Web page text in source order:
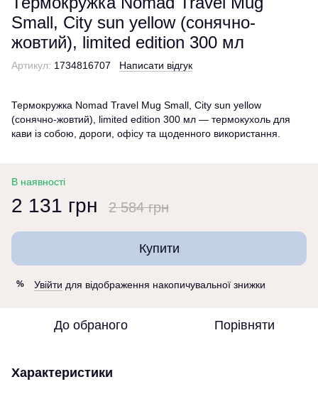
Small, Сity sun yellow (сонячно-
жовтий), limited edition 300 мл
Артикул: 1734816707 Написати відгук
Термокружка Nomad Travel Mug Small, Сity sun yellow
(сонячно-жовтий), limited edition 300 мл — термокухоль для
кави із собою, дороги, офісу та щоденного використання.
В наявності
2 131 грн 2 584 грн
Купити
% Увійти для відображення накопичувальної знижки
До обраного Порівняти
Характеристики